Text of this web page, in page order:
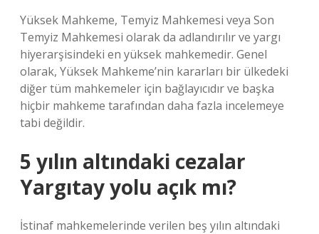
Yüksek Mahkeme, Temyiz Mahkemesi veya Son
Temyiz Mahkemesi olarak da adlandırılır ve yargı
hiyerarşisindeki en yüksek mahkemedir. Genel
olarak, Yüksek Mahkeme’nin kararları bir ülkedeki
diğer tüm mahkemeler için bağlayıcıdır ve başka
hiçbir mahkeme tarafından daha fazla incelemeye
tabi değildir.
5 yılın altındaki cezalar
Yargıtay yolu açık mı?
İstinaf mahkemelerinde verilen beş yılın altındaki